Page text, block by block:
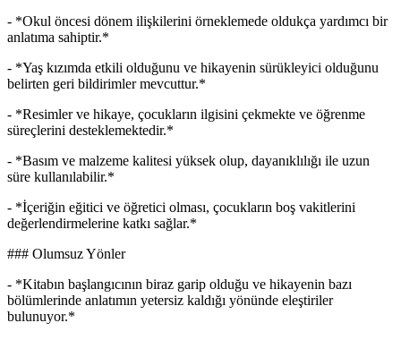
- *Okul öncesi dönem ilişkilerini örneklemede oldukça yardımcı bir
anlatıma sahiptir.*
- *Yaş kızımda etkili olduğunu ve hikayenin sürükleyici olduğunu
belirten geri bildirimler mevcuttur.*
- *Resimler ve hikaye, çocukların ilgisini çekmekte ve öğrenme
süreçlerini desteklemektedir.*
- *Basım ve malzeme kalitesi yüksek olup, dayanıklılığı ile uzun
süre kullanılabilir.*
- *İçeriğin eğitici ve öğretici olması, çocukların boş vakitlerini
değerlendirmelerine katkı sağlar.*
### Olumsuz Yönler
- *Kitabın başlangıcının biraz garip olduğu ve hikayenin bazı
bölümlerinde anlatımın yetersiz kaldığı yönünde eleştiriler
bulunuyor.*